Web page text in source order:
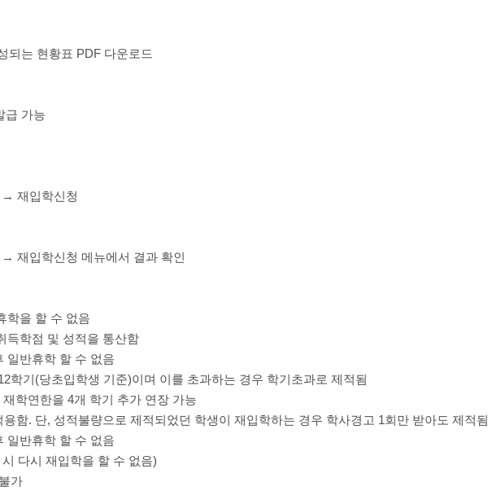
되는 현황표 PDF 다운로드
급 가능
재입학신청
재입학신청 메뉴에서 결과 확인
학을 할 수 없음
득학점 및 성적을 통산함
일반휴학 할 수 없음
기(당초입학생 기준)이며 이를 초과하는 경우 학기초과로 제적됨
학연한을 4개 학기 추가 연장 가능
함. 단, 성적불량으로 제적되었던 학생이 재입학하는 경우 학사경고 1회만 받아도 제적됨
일반휴학 할 수 없음
다시 재입학을 할 수 없음)
가